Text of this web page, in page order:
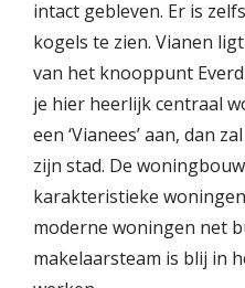
intact gebleven. Er is
kogels te zien. Vianen
van het knooppunt
je hier heerlijk centraal
een ‘Vianees’ aan, dan
zijn stad. De
karakteristieke
moderne woningen net
makelaarsteam is blij in